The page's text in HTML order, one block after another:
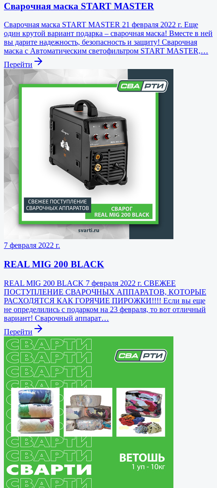
Cварочная маска START MASTER
Cварочная маска START MASTER 21 февраля 2022 г. Еще
один крутой вариант подарка – сварочная маска! Вместе в ней
вы дарите надежность, безопасность и защиту! Cварочная
маска с Автоматическим светофильтром START MASTER,…
Перейти
7 февраля 2022 г.
REAL MIG 200 BLACK
REAL MIG 200 BLACK 7 февраля 2022 г. СВЕЖЕЕ
ПОСТУПЛЕНИЕ СВАРОЧНЫХ АППАРАТОВ, КОТОРЫЕ
РАСХОДЯТСЯ КАК ГОРЯЧИЕ ПИРОЖКИ!!!! Если вы еще
не определились с подарком на 23 февраля, то вот отличный
вариант! Сварочный аппарат…
Перейти